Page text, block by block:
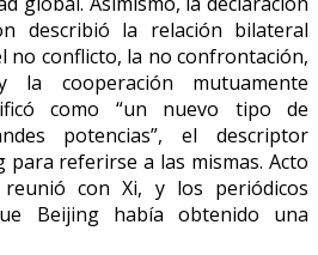
describió la relación bilateral
no conflicto, la no confrontación,
cooperación mutuamente
como “un nuevo tipo de
potencias”, el descriptor
referirse a las mismas. Acto
con Xi, y los periódicos
Beijing había obtenido una